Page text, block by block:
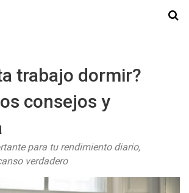
trabajo dormir?
consejos y
para tu rendimiento diario,
verdadero